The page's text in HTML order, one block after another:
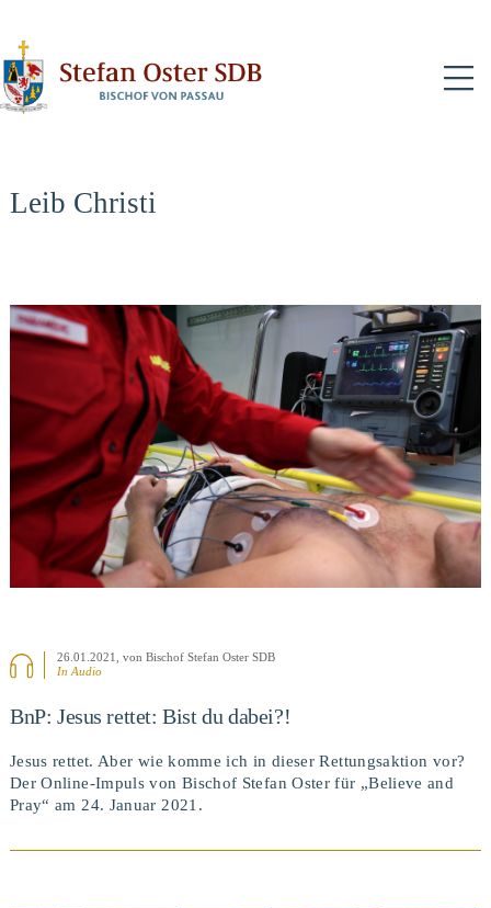
Leib Christi
26.01.2021
, von Bischof Stefan Oster SDB
In Audio
BnP: Jesus rettet: Bist du dabei?!
Jesus rettet. Aber wie komme ich in dieser Rettungsaktion vor?
Der Online-Impuls von Bischof Stefan Oster für „Believe and
Pray“ am 24. Januar 2021.